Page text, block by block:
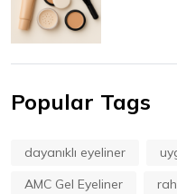
Popular Tags
dayanıklı eyeliner
AMC Gel Eyeliner